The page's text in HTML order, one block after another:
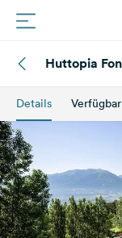
Routen
Plätze
Partner
Huttopia
Details